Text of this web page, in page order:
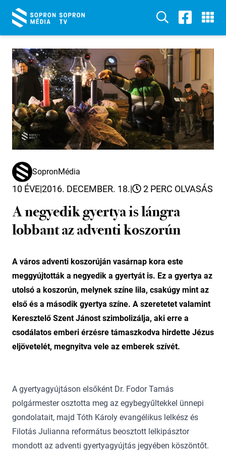
SopronMédia
10 ÉVE|2016. DECEMBER. 18.| 2 PERC OLVASÁS
A negyedik gyertya is lángra
lobbant az adventi koszorún
A város adventi koszorúján vasárnap kora este
meggyújtották a negyedik a gyertyát is. Ez a gyertya az
utolsó a koszorún, melynek színe lila, csakúgy mint az
első és a második gyertya színe. A szeretetet valamint
Keresztelő Szent Jánost szimbolizálja, aki erre a
csodálatos emberi érzésre támaszkodva hirdette Jézus
eljövetelét, megnyitva vele az emberek szívét.
A gyertyagyújtáson elsőként Dr. Fodor Tamás
polgármester osztotta meg az egybegyűltekkel ünnepi
gondolatait, majd Tóth Károly evangélikus lelkész és
Filotás Julianna református beosztott lelkipásztor
mondott az adventi gyertyagyújtás jegyében köszöntőt.